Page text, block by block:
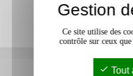
Gestion
Ce site utilise des
contrôle sur ceux
Tout